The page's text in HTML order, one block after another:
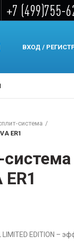
+7 (499)755-
ВХОД /
система
ER1
EDITION –